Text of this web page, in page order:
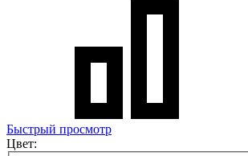
Быстрый просмотр
Цвет: